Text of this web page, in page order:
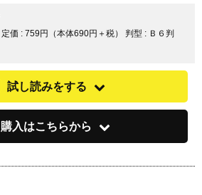
定価 : 759円（本体690円＋税） 判型 : Ｂ６判
試し読みをする
購入はこちらから